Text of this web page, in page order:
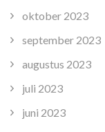
oktober 2023
september 2023
augustus 2023
juli 2023
juni 2023